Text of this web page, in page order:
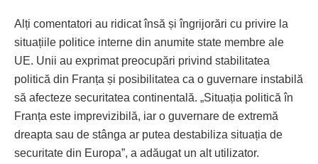
Alți comentatori au ridicat însă și îngrijorări cu privire la
situațiile politice interne din anumite state membre ale
UE. Unii au exprimat preocupări privind stabilitatea
politică din Franța și posibilitatea ca o guvernare instabilă
să afecteze securitatea continentală. „Situația politică în
Franța este imprevizibilă, iar o guvernare de extremă
dreapta sau de stânga ar putea destabiliza situația de
securitate din Europa”, a adăugat un alt utilizator.